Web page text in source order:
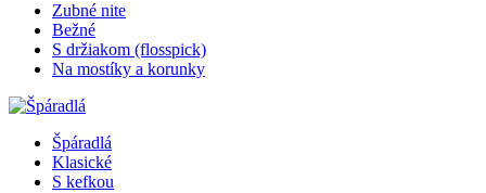
Zubné nite
Bežné
S držiakom (flosspick)
Na mostíky a korunky
Špáradlá
Klasické
S kefkou